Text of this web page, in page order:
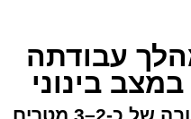
באשדוד, לאחר
בביתו שבאחד הרחובות
פתאומי שגרם
עבודתה
בינוני
האישה, בת 56, נפלה מגובה של כ-2–3 מטרים